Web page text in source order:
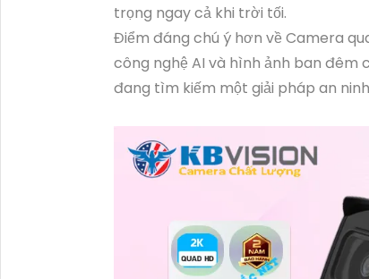
trọng ngay cả khi trời tối.
Điểm đáng chú ý hơn về Camera
công nghệ AI và hình ảnh ban
đang tìm kiếm một giải pháp an